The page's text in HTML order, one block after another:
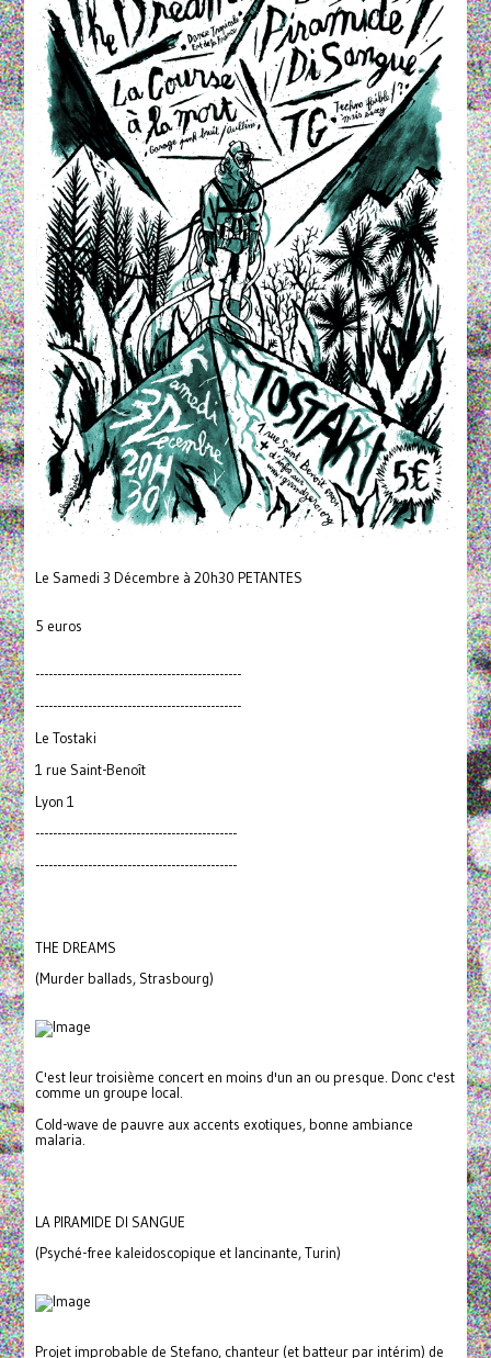
Le Samedi 3 Décembre à 20h30 PETANTES
5 euros
-----------------------------------------------
-----------------------------------------------
Le Tostaki
1 rue Saint-Benoît
Lyon 1
----------------------------------------------
----------------------------------------------
THE DREAMS
(Murder ballads, Strasbourg)
C'est leur troisième concert en moins d'un an ou presque. Donc c'est
comme un groupe local.
Cold-wave de pauvre aux accents exotiques, bonne ambiance
malaria.
LA PIRAMIDE DI SANGUE
(Psyché-free kaleidoscopique et lancinante, Turin)
Projet improbable de Stefano, chanteur (et batteur par intérim) de